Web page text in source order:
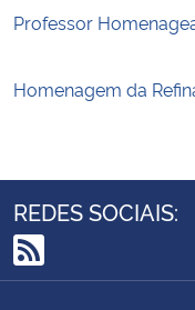
Advocacia-Geral da União
Banco Central do Brasil
Professor
Homenagem da
REDES SOCIAIS:
RSS